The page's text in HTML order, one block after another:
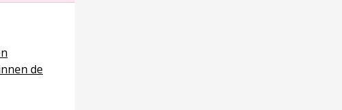
de
signaleren en begeleiden bij slaapproblemen binnen de JGZ